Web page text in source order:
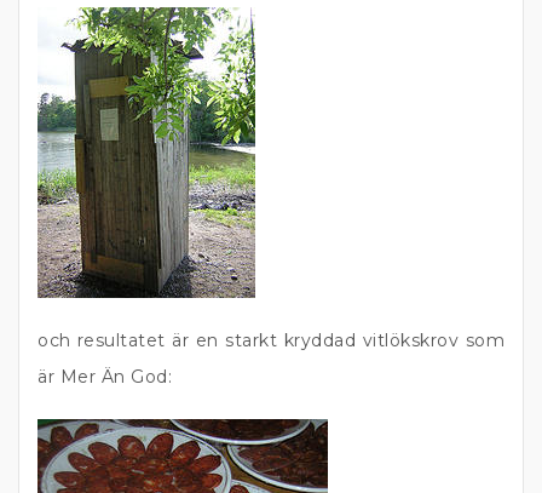
och resultatet är en starkt kryddad vitlökskrov som
är Mer Än God: